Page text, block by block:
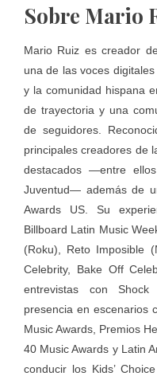
Sobre Mario
Mario Ruiz es creador
una de las voces
y la comunidad hispana
de trayectoria y una
de seguidores.
principales creadores de
destacados —entre
Juventud— además de
Awards US. Su
Billboard Latin Music
(Roku), Reto Imposible
Celebrity, Bake Off
entrevistas con
presencia en escenarios
Music Awards, Premios
40 Music Awards y Latin
conducir los Kids’